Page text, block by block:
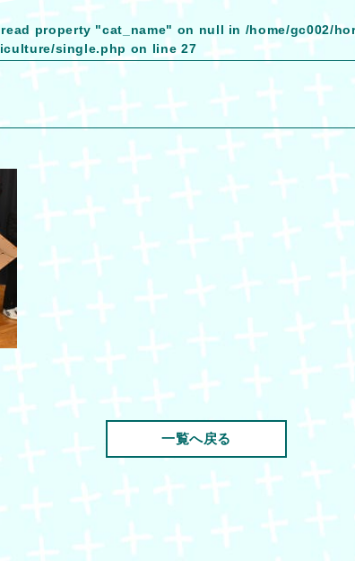
property "cat_name" on null in /home/gc002/
single.php on line27
一覧へ戻る